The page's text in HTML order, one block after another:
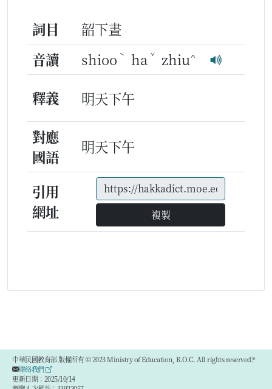
詞目
韶下晝
音讀
shioo ˋ ha ˇ zhiu^
釋義
明天下午
對應
國語
明天下午
引用
網址
複製
中華民國教育部 版權所有 © 2023 Ministry of Education, R.O.C. All rights reserved.®
聯絡我們
更新日期：2025/10/14